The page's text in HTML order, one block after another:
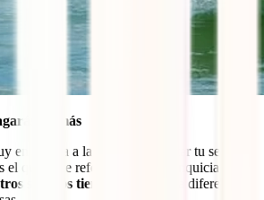
de más
en cuenta a la hora de contratar tu seguro
el que hace referencia a las franquicias. En
seguros tiene franquicia
, a diferencia